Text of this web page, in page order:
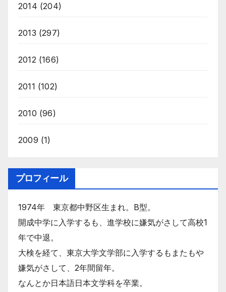
2014 (204)
2013 (297)
2012 (166)
2011 (102)
2010 (96)
2009 (1)
プロフィール
1974年 東京都中野区生まれ。B型。
開成中学に入学するも、進学校に嫌気がさして高校1
年で中退。
大検を経て、東京大学文学部に入学するもまたもや
嫌気がさして、2年間留年。
なんとか日本語日本文学科を卒業。